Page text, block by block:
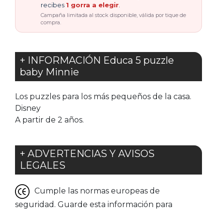
recibes 1 gorra a elegir
Campaña limitada al stock disponible, válida por tique de
compra.
+ INFORMACIÓN Educa 5 puzzle
baby Minnie
Los puzzles para los más pequeños de la casa.
Disney
A partir de 2 años.
+ ADVERTENCIAS Y AVISOS
LEGALES
Cumple las normas europeas de
seguridad. Guarde esta información para